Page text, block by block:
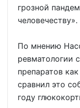
грозной
человечеству».
По мнению
ревматологии
препаратов
сравнил это
году